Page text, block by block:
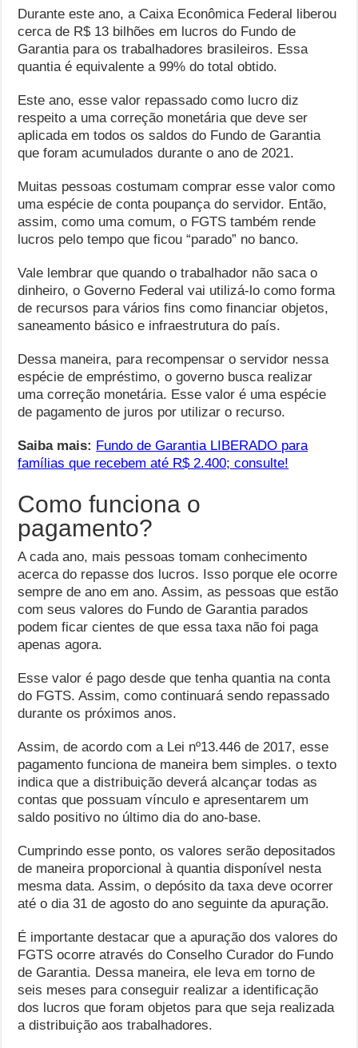
Durante este ano, a Caixa Econômica Federal liberou
cerca de R$ 13 bilhões em lucros do Fundo de
Garantia para os trabalhadores brasileiros. Essa
quantia é equivalente a 99% do total obtido.
Este ano, esse valor repassado como lucro diz
respeito a uma correção monetária que deve ser
aplicada em todos os saldos do Fundo de Garantia
que foram acumulados durante o ano de 2021.
Muitas pessoas costumam comprar esse valor como
uma espécie de conta poupança do servidor. Então,
assim, como uma comum, o FGTS também rende
lucros pelo tempo que ficou “parado” no banco.
Vale lembrar que quando o trabalhador não saca o
dinheiro, o Governo Federal vai utilizá-lo como forma
de recursos para vários fins como financiar objetos,
saneamento básico e infraestrutura do país.
Dessa maneira, para recompensar o servidor nessa
espécie de empréstimo, o governo busca realizar
uma correção monetária. Esse valor é uma espécie
de pagamento de juros por utilizar o recurso.
Saibamais: Fundo de Garantia LIBERADO para
famílias que recebem até R$ 2.400; consulte!
Como funciona o
pagamento?
A cada ano, mais pessoas tomam conhecimento
acerca do repasse dos lucros. Isso porque ele ocorre
sempre de ano em ano. Assim, as pessoas que estão
com seus valores do Fundo de Garantia parados
podem ficar cientes de que essa taxa não foi paga
apenas agora.
Esse valor é pago desde que tenha quantia na conta
do FGTS. Assim, como continuará sendo repassado
durante os próximos anos.
Assim, de acordo com a Lei nº13.446 de 2017, esse
pagamento funciona de maneira bem simples. o texto
indica que a distribuição deverá alcançar todas as
contas que possuam vínculo e apresentarem um
saldo positivo no último dia do ano-base.
Cumprindo esse ponto, os valores serão depositados
de maneira proporcional à quantia disponível nesta
mesma data. Assim, o depósito da taxa deve ocorrer
até o dia 31 de agosto do ano seguinte da apuração.
É importante destacar que a apuração dos valores do
FGTS ocorre através do Conselho Curador do Fundo
de Garantia. Dessa maneira, ele leva em torno de
seis meses para conseguir realizar a identificação
dos lucros que foram objetos para que seja realizada
a distribuição aos trabalhadores.